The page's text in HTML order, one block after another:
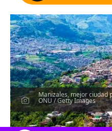
Manizales, mejor ciudad
ONU / Getty Images